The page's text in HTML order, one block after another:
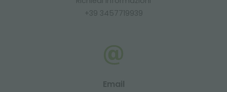
+39 3457719939
Email